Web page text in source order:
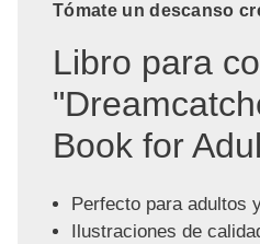
Tómate un descanso
Libro para
Book for
Perfecto para adultos
Ilustraciones de